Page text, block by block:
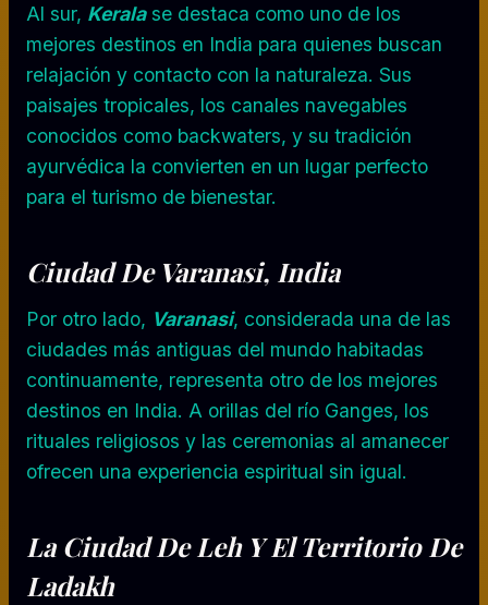
Al sur, Keralase destaca como uno de los
mejores destinos en India para quienes buscan
relajación y contacto con la naturaleza. Sus
paisajes tropicales, los canales navegables
conocidos como backwaters, y su tradición
ayurvédica la convierten en un lugar perfecto
para el turismo de bienestar.
Ciudad De Varanasi, India
Por otro lado, Varanasi, considerada una de las
ciudades más antiguas del mundo habitadas
continuamente, representa otro de los mejores
destinos en India. A orillas del río Ganges, los
rituales religiosos y las ceremonias al amanecer
ofrecen una experiencia espiritual sin igual.
La Ciudad De Leh Y El Territorio De
Ladakh